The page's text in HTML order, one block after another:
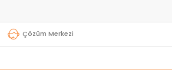
Çözüm Merkezi